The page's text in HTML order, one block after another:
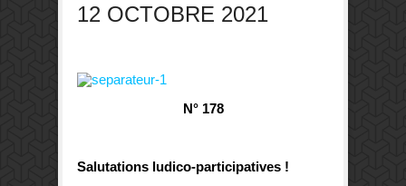
12 OCTOBRE 2021
N° 178
Salutations ludico-participatives !